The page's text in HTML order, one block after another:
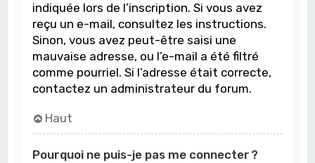
indiquée lors de l’inscription. Si vous avez
reçu un e-mail, consultez les instructions.
Sinon, vous avez peut-être saisi une
mauvaise adresse, ou l’e-mail a été filtré
comme pourriel. Si l’adresse était correcte,
contactez un administrateur du forum.
Haut
Pourquoi ne puis-je pas me connecter ?